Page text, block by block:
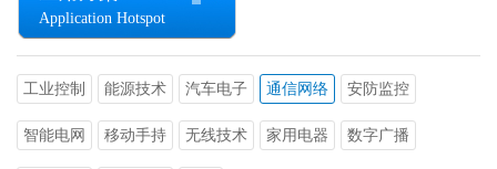
Application Hotspot
工业控制 能源技术 汽车电子 通信网络 安防监控
智能电网 移动手持 无线技术 家用电器 数字广播